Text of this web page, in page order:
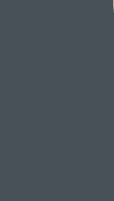
ступінь
вплив на